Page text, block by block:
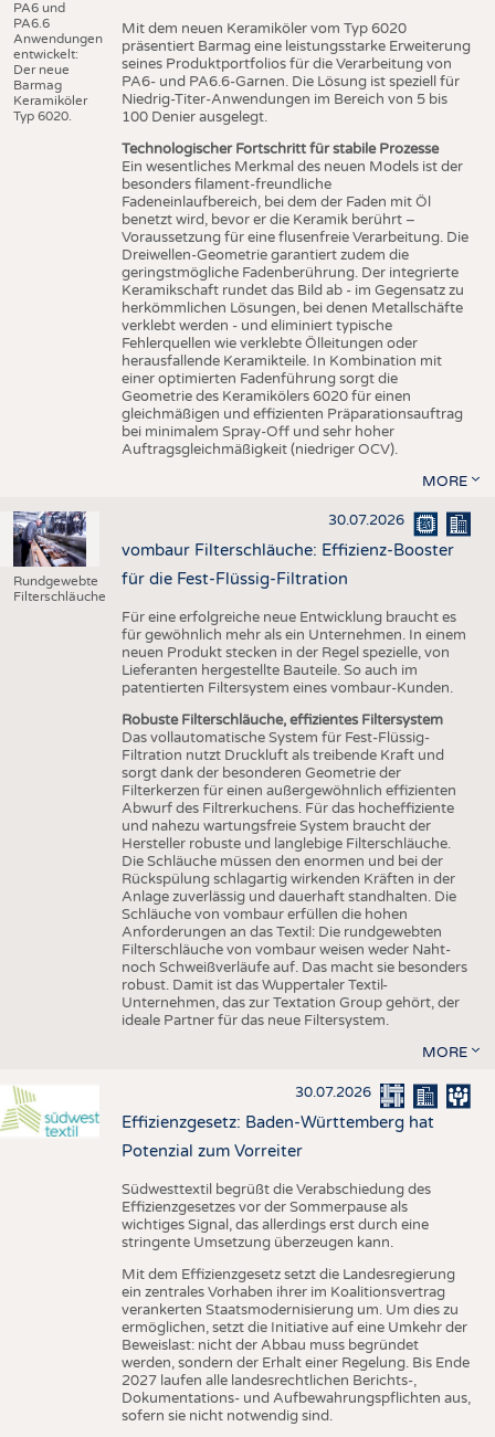
PA6 und
PA6.6
Anwendungen
entwickelt:
Der neue
Barmag
Keramiköler
Typ 6020.
Mit dem neuen Keramiköler vom Typ 6020
präsentiert Barmag eine leistungsstarke Erweiterung
seines Produktportfolios für die Verarbeitung von
PA6- und PA6.6-Garnen. Die Lösung ist speziell für
Niedrig-Titer-Anwendungen im Bereich von 5 bis
100 Denier ausgelegt.
Technologischer Fortschritt für stabile Prozesse
Ein wesentliches Merkmal des neuen Models ist der
besonders filament-freundliche
Fadeneinlaufbereich, bei dem der Faden mit Öl
benetzt wird, bevor er die Keramik berührt –
Voraussetzung für eine flusenfreie Verarbeitung. Die
Dreiwellen-Geometrie garantiert zudem die
geringstmögliche Fadenberührung. Der integrierte
Keramikschaft rundet das Bild ab - im Gegensatz zu
herkömmlichen Lösungen, bei denen Metallschäfte
verklebt werden - und eliminiert typische
Fehlerquellen wie verklebte Ölleitungen oder
herausfallende Keramikteile. In Kombination mit
einer optimierten Fadenführung sorgt die
Geometrie des Keramikölers 6020 für einen
gleichmäßigen und effizienten Präparationsauftrag
bei minimalem Spray-Off und sehr hoher
Auftragsgleichmäßigkeit (niedriger OCV).
MORE
Rundgewebte
Filterschläuche
30.07.2026
vombaur Filterschläuche: Effizienz-Booster
für die Fest-Flüssig-Filtration
Für eine erfolgreiche neue Entwicklung braucht es
für gewöhnlich mehr als ein Unternehmen. In einem
neuen Produkt stecken in der Regel spezielle, von
Lieferanten hergestellte Bauteile. So auch im
patentierten Filtersystem eines vombaur-Kunden.
Robuste Filterschläuche, effizientes Filtersystem
Das vollautomatische System für Fest-Flüssig-
Filtration nutzt Druckluft als treibende Kraft und
sorgt dank der besonderen Geometrie der
Filterkerzen für einen außergewöhnlich effizienten
Abwurf des Filtrerkuchens. Für das hocheffiziente
und nahezu wartungsfreie System braucht der
Hersteller robuste und langlebige Filterschläuche.
Die Schläuche müssen den enormen und bei der
Rückspülung schlagartig wirkenden Kräften in der
Anlage zuverlässig und dauerhaft standhalten. Die
Schläuche von vombaur erfüllen die hohen
Anforderungen an das Textil: Die rundgewebten
Filterschläuche von vombaur weisen weder Naht-
noch Schweißverläufe auf. Das macht sie besonders
robust. Damit ist das Wuppertaler Textil-
Unternehmen, das zur Textation Group gehört, der
ideale Partner für das neue Filtersystem.
MORE
30.07.2026
Effizienzgesetz: Baden-Württemberg hat
Potenzial zum Vorreiter
Südwesttextil begrüßt die Verabschiedung des
Effizienzgesetzes vor der Sommerpause als
wichtiges Signal, das allerdings erst durch eine
stringente Umsetzung überzeugen kann.
Mit dem Effizienzgesetz setzt die Landesregierung
ein zentrales Vorhaben ihrer im Koalitionsvertrag
verankerten Staatsmodernisierung um. Um dies zu
ermöglichen, setzt die Initiative auf eine Umkehr der
Beweislast: nicht der Abbau muss begründet
werden, sondern der Erhalt einer Regelung. Bis Ende
2027 laufen alle landesrechtlichen Berichts-,
Dokumentations- und Aufbewahrungspflichten aus,
sofern sie nicht notwendig sind.